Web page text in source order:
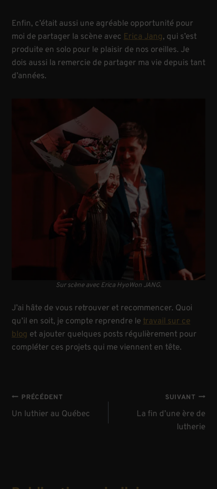
Enfin, c’était aussi une agréable opportunité pour
moi de partager la scène avec Erica Jang, qui s’est
produite en solo pour le plaisir de nos oreilles. Je
dois aussi la remercie de partager ma vie depuis tant
d’années.
Sur scène avec Erica HyoWon JANG.
J’ai hâte de vous retrouver et recommencer. Quoi
qu’il en soit, je compte reprendre le travail sur ce
blog et ajouter quelques posts régulièrement pour
compléter ces projets qui me viennent en tête.
Navigation
de
PRÉCÉDENT
Un luthier au Québec
SUIVANT
La fin d’une ère de
lutherie